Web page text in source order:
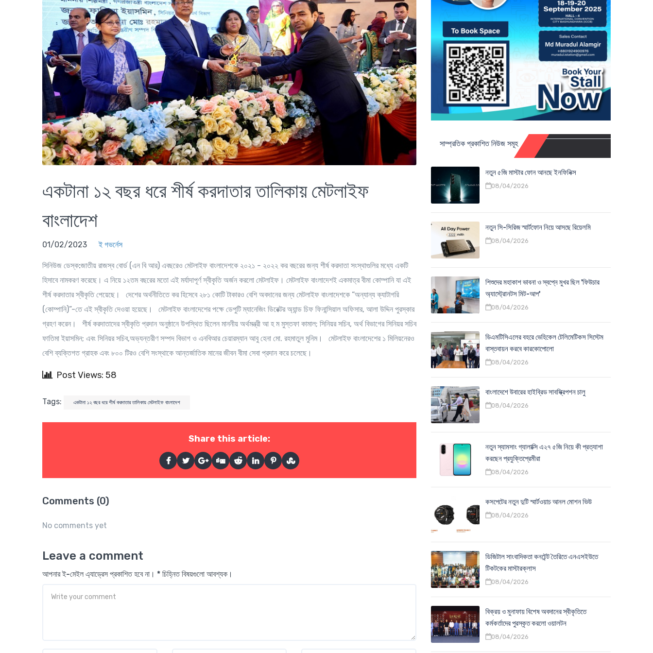
একটানা ১২ বছর ধরে শীর্ষ করদাতার তালিকায় মেটলাইফ
বাংলাদেশ
01/02/2023 ই গভর্নেস
সিনিউজ ডেস্ক:জাতীয় রাজস্ব বোর্ড (এন বি আর) এবছরেও মেটলাইফ বাংলাদেশকে ২০২১ - ২০২২ কর বছরের জন্য শীর্ষ করদাতা সংস্থাগুলির মধ্যে একটি
হিসাবে নামকরণ করেছে। এ নিয়ে ১২তম বছরের মতো এই মর্যাদাপূর্ণ স্বীকৃতি অর্জন করলো মেটলাইফ। মেটলাইফ বাংলাদেশই একমাত্র বীমা কোম্পানি যা এই
শীর্ষ করদাতার স্বীকৃতি পেয়েছে। দেশের অর্থনীতিতে কর হিসেবে ২৮১ কোটি টাকারও বেশি অবদানের জন্য মেটলাইফ বাংলাদেশকে “অন্যান্য ক্যাটাগরি
(কোম্পানি)”-তে এই স্বীকৃতি দেওয়া হয়েছে। মেটলাইফ বাংলাদেশের পক্ষে ডেপুটি ম্যানেজিং ডিরেক্টর অ্যান্ড চিফ ফিনান্সিয়াল অফিসার, আলা উদ্দিন পুরস্কার
গ্রহণ করেন। শীর্ষ করদাতাদের স্বীকৃতি প্রদান অনুষ্ঠানে উপস্থিত ছিলেন মাননীয় অর্থমন্ত্রী আ হ ম মুস্তফা কামাল; সিনিয়র সচিব, অর্থ বিভাগের সিনিয়র সচিব
ফাতিমা ইয়াসমিন; এবং সিনিয়র সচিব,অভ্যন্তরীণ সম্পদ বিভাগ ও এনবিআর চেয়ারম্যান আবু হেনা মো. রহমাতুল মুনিম। মেটলাইফ বাংলাদেশের ১ মিলিয়নেরও
বেশি ব্যক্তিগত গ্রাহক এবং ৮০০ টিরও বেশি সংস্থাকে আন্তর্জাতিক মানের জীবন বীমা সেবা প্রদান করে চলেছে।
Post Views: 58
Tags: একটানা ১২ বছর ধরে শীর্ষ করদাতার তালিকায় মেটলাইফ বাংলাদেশ
Share this article:
Comments (0)
No comments yet
Leave a comment
আপনার ই-মেইল এ্যাড্রেস প্রকাশিত হবে না। * চিহ্নিত বিষয়গুলো আবশ্যক।
সাম্প্রতিক প্রকাশিত নিউজ সমূহ
নতুন ৫জি মাস্টার ফোন আনছে ইনফিনিক্স
08/04/2026
নতুন সি-সিরিজ স্মার্টফোন নিয়ে আসছে রিয়েলমি
08/04/2026
শিশুদের মহাকাশ ভাবনা ও স্বপ্নে মুখর ছিল 'ফিউচার
অ্যাস্ট্রোনটস মিট-আপ'
08/04/2026
ডিএমটিসিএলের বহরে ভেহিকেল টেলিমেটিকস সিস্টেম
বাস্তবায়ন করবে কারকোপোলো
08/04/2026
বাংলাদেশে উবারের হাইব্রিড সাবস্ক্রিপশন চালু
08/04/2026
নতুন স্যামসাং গ্যালাক্সি এ২৭ ৫জি নিয়ে কী প্রত্যাশা
করছেন প্রযুক্তিপ্রেমীরা
08/04/2026
কসপেটের নতুন দুটি স্মার্টওয়াচ আনল মোশন ভিউ
08/04/2026
ডিজিটাল সাংবাদিকতা কনটেন্ট তৈরিতে এনএসইউতে
টিকটকের মাস্টারক্লাস
08/04/2026
বিক্রয় ও মুনাফায় বিশেষ অবদানের স্বীকৃতিতে
কর্মকর্তাদের পুরস্কৃত করলো ওয়ালটন
08/04/2026